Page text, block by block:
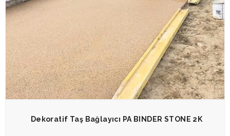
Dekoratif Taş Bağlayıcı PA BINDER STONE 2K